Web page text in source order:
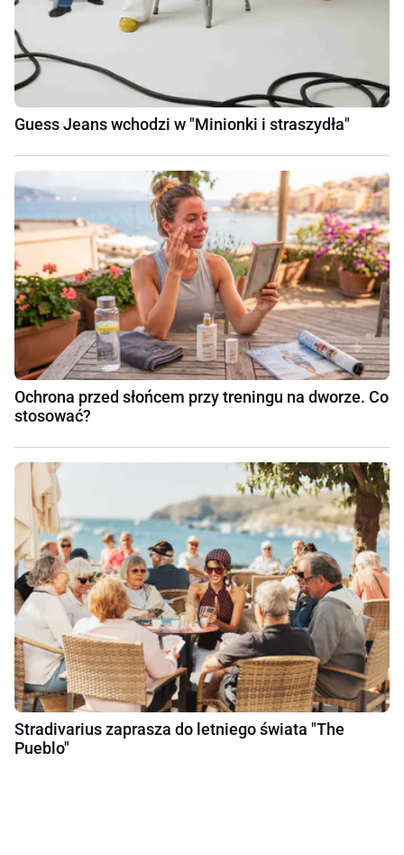
Guess Jeans wchodzi w "Minionki i straszydła"
Ochrona przed słońcem przy treningu na dworze. Co
stosować?
Stradivarius zaprasza do letniego świata "The
Pueblo"